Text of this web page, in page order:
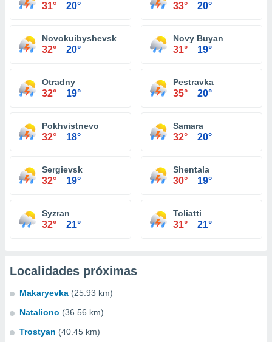
31° 20° 33° 20°
Novokuibyshevsk
32° 20°
Novy Buyan
31° 19°
Otradny
32° 19°
Pestravka
35° 20°
Pokhvistnevo
32° 18°
Samara
32° 20°
Sergievsk
32° 19°
Shentala
30° 19°
Syzran
32° 21°
Toliatti
31° 21°
Localidades próximas
Makaryevka (25.93 km)
Nataliono (36.56 km)
Trostyan (40.45 km)